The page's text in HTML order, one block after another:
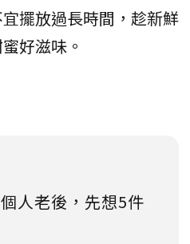
擺放過長時間，趁新鮮
好滋味。
人老後，先想5件